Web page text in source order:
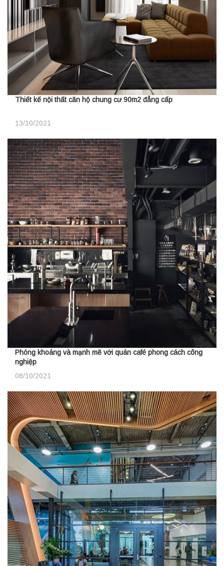
Thiết kế nội thất căn hộ chung cư 90m2 đẳng cấp
13/10/2021
Phóng khoáng và mạnh mẽ với quán café phong cách công
nghiệp
08/10/2021